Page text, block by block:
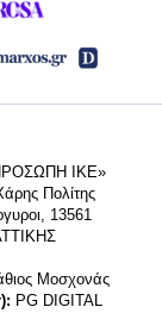
ΙΚΕ»
Πολίτης
13561
Μοσχονάς
PG DIGITAL